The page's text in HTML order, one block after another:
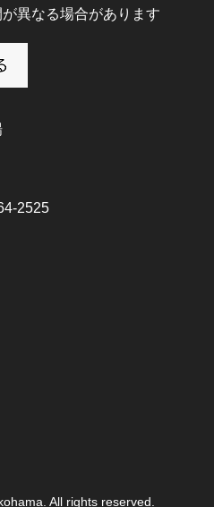
異なる場合があります
2525
All rights reserved.